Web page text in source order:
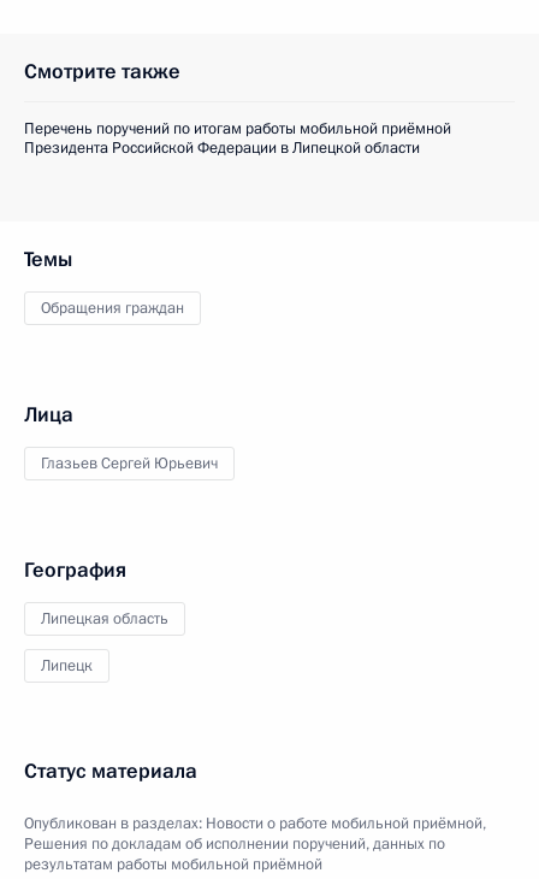
Смотрите также
Перечень поручений по итогам работы мобильной приёмной
Президента Российской Федерации в Липецкой области
Темы
Обращения граждан
Лица
Глазьев Сергей Юрьевич
География
Липецкая область
Липецк
Статус материала
Опубликован в разделах: Новости о работе мобильной приёмной,
Решения по докладам об исполнении поручений, данных по
результатам работы мобильной приёмной